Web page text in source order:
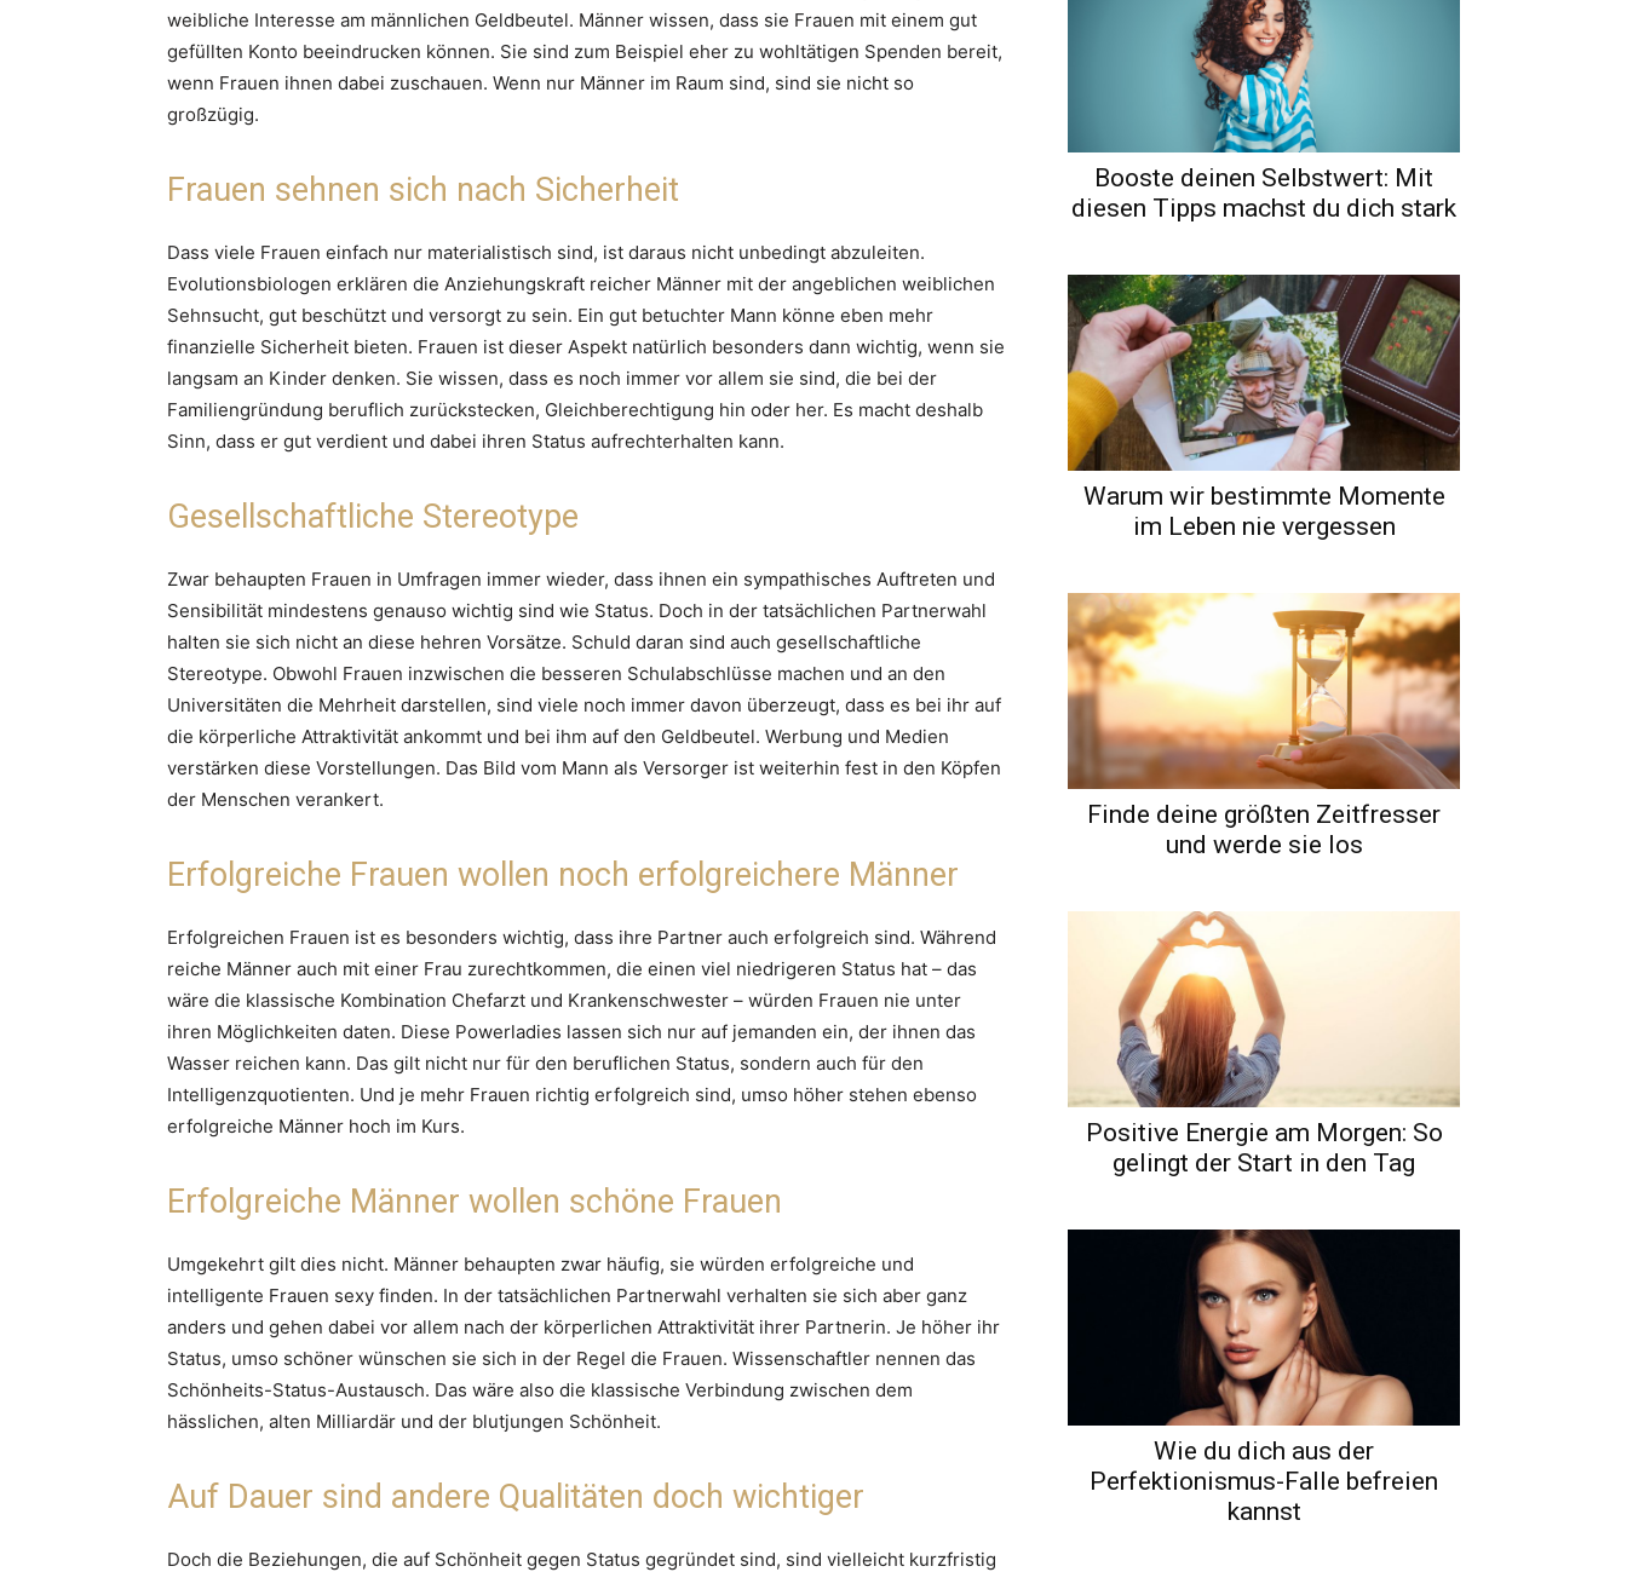
weibliche Interesse am männlichen Geldbeutel. Männer wissen, dass sie Frauen mit einem gut
gefüllten Konto beeindrucken können. Sie sind zum Beispiel eher zu wohltätigen Spenden bereit,
wenn Frauen ihnen dabei zuschauen. Wenn nur Männer im Raum sind, sind sie nicht so
großzügig.
Frauen sehnen sich nach Sicherheit
Dass viele Frauen einfach nur materialistisch sind, ist daraus nicht unbedingt abzuleiten.
Evolutionsbiologen erklären die Anziehungskraft reicher Männer mit der angeblichen weiblichen
Sehnsucht, gut beschützt und versorgt zu sein. Ein gut betuchter Mann könne eben mehr
finanzielle Sicherheit bieten. Frauen ist dieser Aspekt natürlich besonders dann wichtig, wenn sie
langsam an Kinder denken. Sie wissen, dass es noch immer vor allem sie sind, die bei der
Familiengründung beruflich zurückstecken, Gleichberechtigung hin oder her. Es macht deshalb
Sinn, dass er gut verdient und dabei ihren Status aufrechterhalten kann.
Gesellschaftliche Stereotype
Zwar behaupten Frauen in Umfragen immer wieder, dass ihnen ein sympathisches Auftreten und
Sensibilität mindestens genauso wichtig sind wie Status. Doch in der tatsächlichen Partnerwahl
halten sie sich nicht an diese hehren Vorsätze. Schuld daran sind auch gesellschaftliche
Stereotype. Obwohl Frauen inzwischen die besseren Schulabschlüsse machen und an den
Universitäten die Mehrheit darstellen, sind viele noch immer davon überzeugt, dass es bei ihr auf
die körperliche Attraktivität ankommt und bei ihm auf den Geldbeutel. Werbung und Medien
verstärken diese Vorstellungen. Das Bild vom Mann als Versorger ist weiterhin fest in den Köpfen
der Menschen verankert.
Erfolgreiche Frauen wollen noch erfolgreichere Männer
Erfolgreichen Frauen ist es besonders wichtig, dass ihre Partner auch erfolgreich sind. Während
reiche Männer auch mit einer Frau zurechtkommen, die einen viel niedrigeren Status hat – das
wäre die klassische Kombination Chefarzt und Krankenschwester – würden Frauen nie unter
ihren Möglichkeiten daten. Diese Powerladies lassen sich nur auf jemanden ein, der ihnen das
Wasser reichen kann. Das gilt nicht nur für den beruflichen Status, sondern auch für den
Intelligenzquotienten. Und je mehr Frauen richtig erfolgreich sind, umso höher stehen ebenso
erfolgreiche Männer hoch im Kurs.
Erfolgreiche Männer wollen schöne Frauen
Umgekehrt gilt dies nicht. Männer behaupten zwar häufig, sie würden erfolgreiche und
intelligente Frauen sexy finden. In der tatsächlichen Partnerwahl verhalten sie sich aber ganz
anders und gehen dabei vor allem nach der körperlichen Attraktivität ihrer Partnerin. Je höher ihr
Status, umso schöner wünschen sie sich in der Regel die Frauen. Wissenschaftler nennen das
Schönheits-Status-Austausch. Das wäre also die klassische Verbindung zwischen dem
hässlichen, alten Milliardär und der blutjungen Schönheit.
Auf Dauer sind andere Qualitäten doch wichtiger
Doch die Beziehungen, die auf Schönheit gegen Status gegründet sind, sind vielleicht kurzfristig
Booste deinen Selbstwert: Mit
diesen Tipps machst du dich stark
Warum wir bestimmte Momente
im Leben nie vergessen
Finde deine größten Zeitfresser
und werde sie los
Positive Energie am Morgen: So
gelingt der Start in den Tag
Wie du dich aus der
Perfektionismus-Falle befreien
kannst